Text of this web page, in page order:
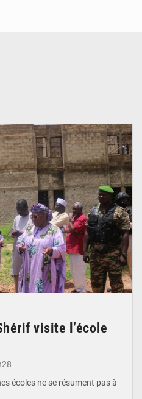
visite l’école
écoles ne se résument pas à